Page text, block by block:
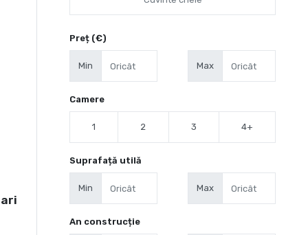
Preț (€)
Min Max
Camere
1 2 3 4+
Suprafață utilă
Min Max
An construcție